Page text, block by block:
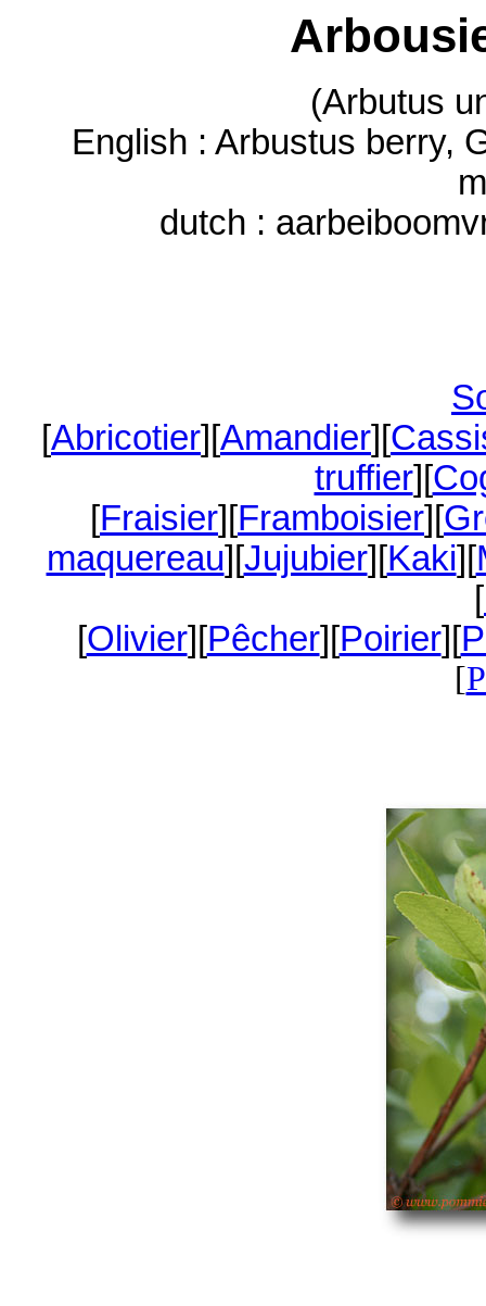
(Arbutus
English : Arbustus berry,
dutch :
[Abricotier][Amandier][
truffier][
[Fraisier][Framboisier][
maquereau][Jujubier][Kaki][
[
[Olivier][Pêcher][Poirier][
[